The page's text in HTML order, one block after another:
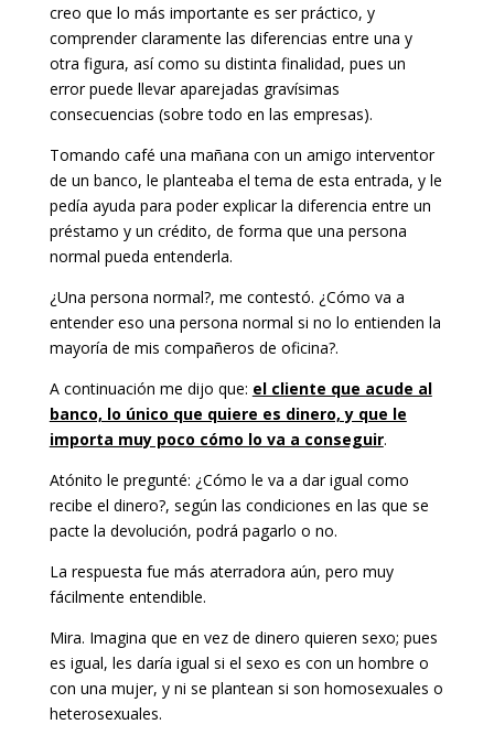
creo que lo más importante es ser práctico, y
comprender claramente las diferencias entre una y
otra figura, así como su distinta finalidad, pues un
error puede llevar aparejadas gravísimas
consecuencias (sobre todo en las empresas).
Tomando café una mañana con un amigo interventor
de un banco, le planteaba el tema de esta entrada, y le
pedía ayuda para poder explicar la diferencia entre un
préstamo y un crédito, de forma que una persona
normal pueda entenderla.
¿Una persona normal?, me contestó. ¿Cómo va a
entender eso una persona normal si no lo entienden la
mayoría de mis compañeros de oficina?.
A continuación me dijo que: el cliente que acude al
banco, lo único que quiere es dinero, y que le
importa muy poco cómo lo va a conseguir.
Atónito le pregunté: ¿Cómo le va a dar igual como
recibe el dinero?, según las condiciones en las que se
pacte la devolución, podrá pagarlo o no.
La respuesta fue más aterradora aún, pero muy
fácilmente entendible.
Mira. Imagina que en vez de dinero quieren sexo; pues
es igual, les daría igual si el sexo es con un hombre o
con una mujer, y ni se plantean si son homosexuales o
heterosexuales.